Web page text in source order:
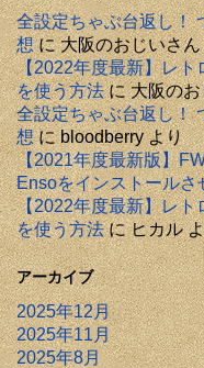
全設定ちゃぶ台返し！
想に大阪のおじいさん
【2022年度最新】レト
を使う方法に大阪の
全設定ちゃぶ台返し！
想にbloodberryより
【2021年度最新版】
Ensoをインストールさ
【2022年度最新】レト
を使う方法にヒカル
アーカイブ
2025年12月
2025年11月
2025年8月